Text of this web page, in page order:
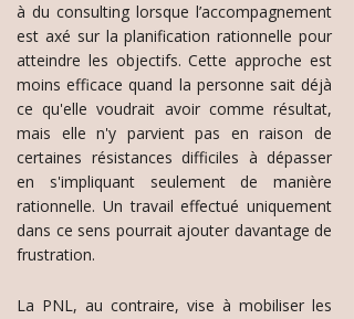
à du consulting lorsque l’accompagnement
est axé sur la planification rationnelle pour
atteindre les objectifs. Cette approche est
moins efficace quand la personne sait déjà
ce qu'elle voudrait avoir comme résultat,
mais elle n'y parvient pas en raison de
certaines résistances difficiles à dépasser
en s'impliquant seulement de manière
rationnelle. Un travail effectué uniquement
dans ce sens pourrait ajouter davantage de
frustration.
La PNL, au contraire, vise à mobiliser les